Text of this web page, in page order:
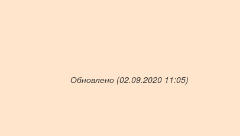
Обновлено (02.09.2020 11:05)